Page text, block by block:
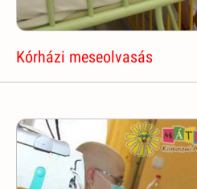
Kórházi meseolvasás